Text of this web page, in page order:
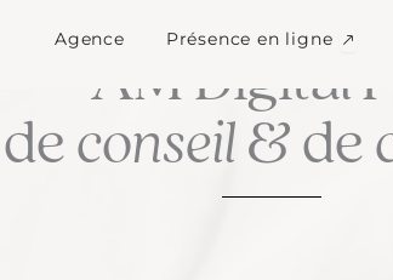
Agence Présence en ligne
LA CULTURE DU SUR MESURE
AM Digital
conseil & de